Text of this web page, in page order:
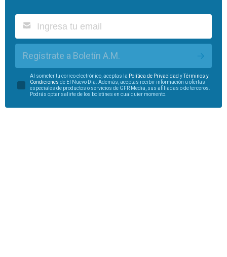
Regístrate a Boletín A.M.
Al someter tu correo electrónico, aceptas la Política de Privacidad y
Términos y
Condiciones de El Nuevo Día. Además, aceptas recibir información u ofertas
especiales de productos o servicios de GFR Media, sus afiliadas o de terceros.
Podrás optar salirte de los boletines en cualquier momento.